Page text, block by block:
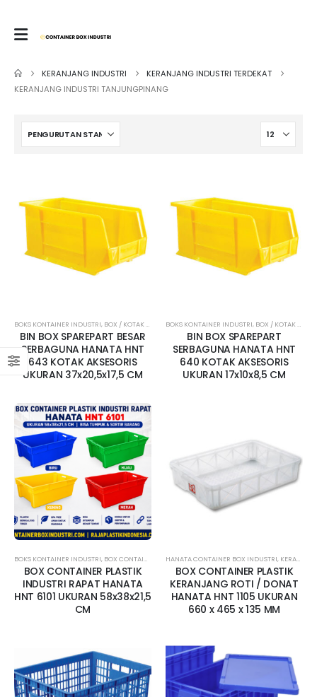
KERANJANG INDUSTRI
KERANJANG INDUSTRI TERDEKAT
KERANJANG INDUSTRI TANJUNGPINANG
BOKS KONTAINER INDUSTRI, BOX / KOTAK AKSESORIS , HANATA,HANATA CONTAINER BOX
BIN BOX SPAREPART BESAR
SERBAGUNA HANATA HNT
643 KOTAK AKSESORIS
UKURAN 37x20,5x17,5 CM
BOKS KONTAINER INDUSTRI, BOX / KOTAK AKSESORIS
BIN BOX SPAREPART
SERBAGUNA HANATA HNT
640 KOTAK AKSESORIS
UKURAN 17x10x8,5 CM
BOKS KONTAINER INDUSTRI, BOX CONTAINER RAPAT ,HANATA,HANATA CONTAINER BOX
BOX CONTAINER PLASTIK
INDUSTRI RAPAT HANATA
HNT 6101 UKURAN 58x38x21,5
CM
HANATA CONTAINER BOX INDUSTRI, KERANJANG INDUSTRI
BOX CONTAINER PLASTIK
KERANJANG ROTI / DONAT
HANATA HNT 1105 UKURAN
660 x 465 x 135 MM